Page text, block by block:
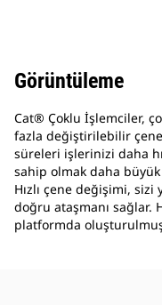
Görüntüleme
Cat® Çoklu İşlemciler,
fazla değiştirilebilir
süreleri işlerinizi daha
sahip olmak daha
Hızlı çene değişimi, sizi
doğru ataşmanı sağlar.
platformda